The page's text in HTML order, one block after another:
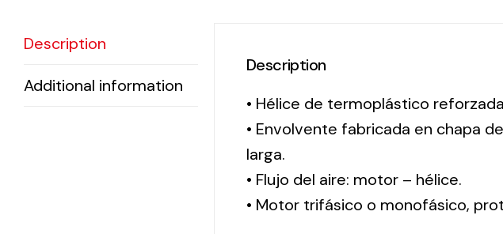
Description
Additional information
Description
• Hélice de termoplástico
• Envolvente fabricada en chapa
larga.
• Flujo del aire: motor – hélice.
• Motor trifásico o monofásico,